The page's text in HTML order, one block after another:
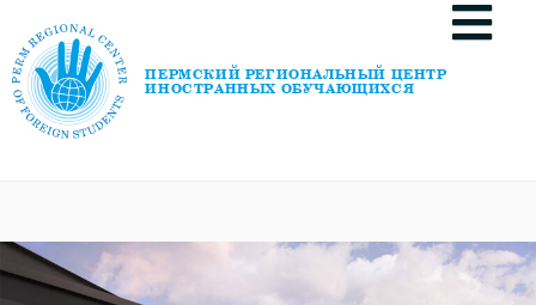
ПЕРМСКИЙ РЕГИОНАЛЬНЫЙ ЦЕНТР
ИНОСТРАННЫХ ОБУЧАЮЩИХСЯ